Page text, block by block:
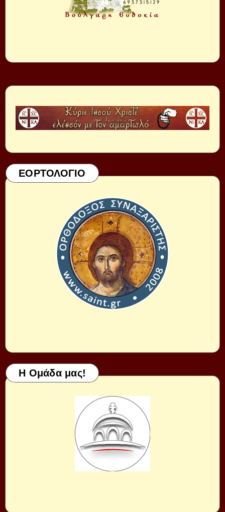
ΕΟΡΤΟΛΟΓΙΟ
Η Ομάδα μας!